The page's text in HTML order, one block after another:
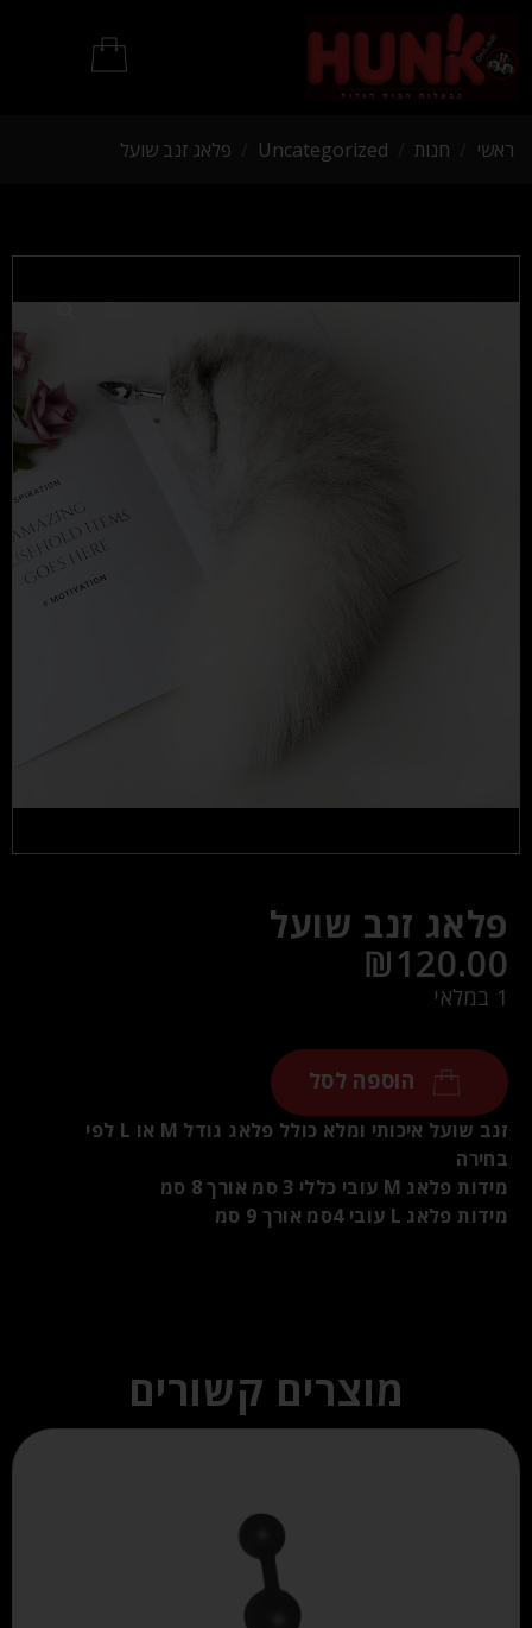
ראשי חנות Uncategorized פלאג זנב שועל
פלאג זנב שועל
₪120.00
1 במלאי
הוספה לסל
זנב שועל איכותי ומלא כולל פלאג גודל M או L לפי
בחירה
מידות פלאג M עובי כללי 3 סמ אורך 8 סמ
מידות פלאג L עובי 4סמ אורך 9 סמ
מוצרים קשורים